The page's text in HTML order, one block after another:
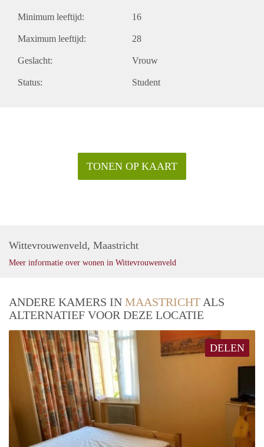
Minimum leeftijd: 16
Maximum leeftijd: 28
Geslacht: Vrouw
Status: Student
TONEN OP KAART
Wittevrouwenveld, Maastricht
Meer informatie over wonen in Wittevrouwenveld
ANDERE KAMERS IN MAASTRICHT ALS
ALTERNATIEF VOOR DEZE LOCATIE
DELEN